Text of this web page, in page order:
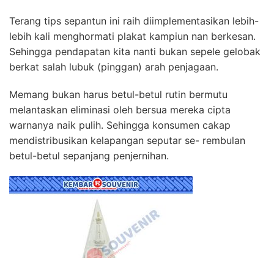
Terang tips sepantun ini raih diimplementasikan lebih-
lebih kali menghormati plakat kampiun nan berkesan.
Sehingga pendapatan kita nanti bukan sepele gelobak
berkat salah lubuk (pinggan) arah penjagaan.
Memang bukan harus betul-betul rutin bermutu
melantaskan eliminasi oleh bersua mereka cipta
warnanya naik pulih. Sehingga konsumen cakap
mendistribusikan kelapangan seputar se- rembulan
betul-betul sepanjang penjernihan.